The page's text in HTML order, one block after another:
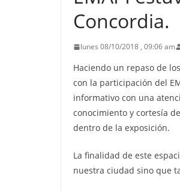
Concordia.
lunes 08/10/2018 , 09:06 am
Haciendo un repaso de
con la participación del
informativo con una
conocimiento y cortesía
dentro de la exposición.
La finalidad de este
nuestra ciudad sino que